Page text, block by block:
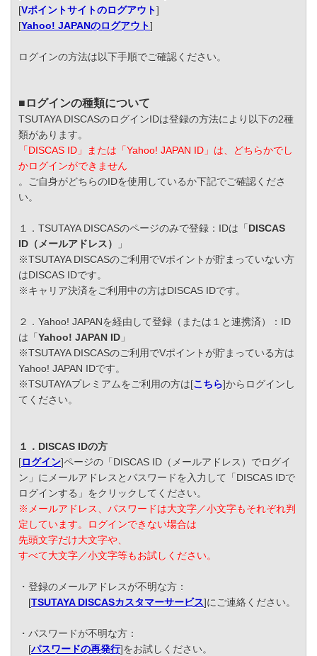
[Vポイントサイトのログアウト]
[Yahoo! JAPANのログアウト]
ログインの方法は以下手順でご確認ください。
■ログインの種類について
TSUTAYA DISCASのログインIDは登録の方法により以下の2種
類があります。
「DISCAS ID」または「Yahoo! JAPAN ID」は、どちらかでし
かログインができません
。ご自身がどちらのIDを使用しているか下記でご確認くださ
い。
１．TSUTAYA DISCASのページのみで登録：IDは「 DISCAS
ID（メールアドレス）
」
※TSUTAYA DISCASのご利用でVポイントが貯まっていない方
はDISCAS IDです。
※キャリア決済をご利用中の方はDISCAS IDです。
２．Yahoo! JAPANを経由して登録（または１と連携済）：ID
は「 Yahoo! JAPAN ID 」
※TSUTAYA DISCASのご利用でVポイントが貯まっている方は
Yahoo! JAPAN IDです。
※TSUTAYAプレミアムをご利用の方は[こちら]からログインし
てください。
１．DISCAS IDの方
[ログイン]ページの「DISCAS ID（メールアドレス）でログイ
ン」にメールアドレスとパスワードを入力して「DISCAS IDで
ログインする」をクリックしてください。
※メールアドレス、パスワードは大文字／小文字もそれぞれ判
定しています。ログインできない場合は
先頭文字だけ大文字や、
すべて大文字／小文字等もお試しください。
・登録のメールアドレスが不明な方：
[TSUTAYA DISCASカスタマーサービス]にご連絡ください。
・パスワードが不明な方：
[パスワードの再発行]をお試しください。